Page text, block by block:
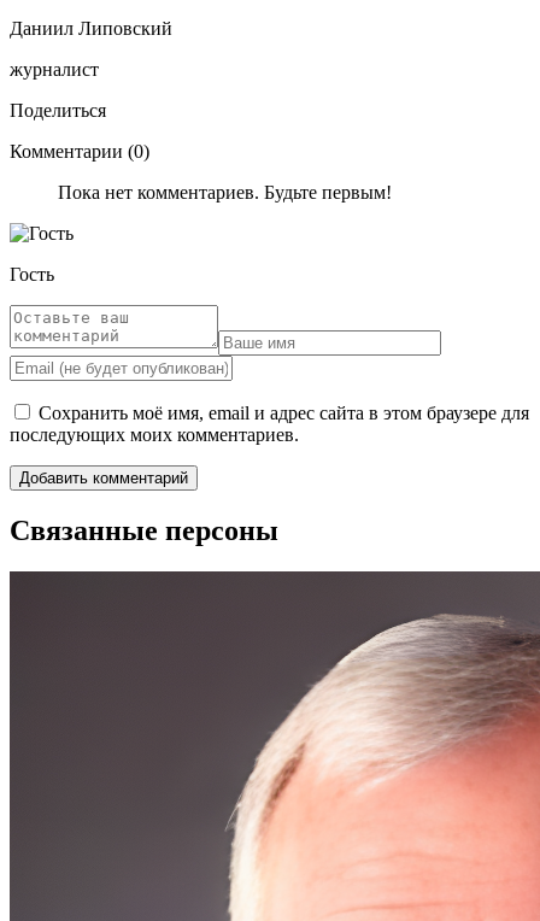
Даниил Липовский
журналист
Поделиться
Комментарии (0)
Пока нет комментариев. Будьте первым!
Гость
Сохранить моё имя, email и адрес сайта в этом браузере для
последующих моих комментариев.
Связанные персоны